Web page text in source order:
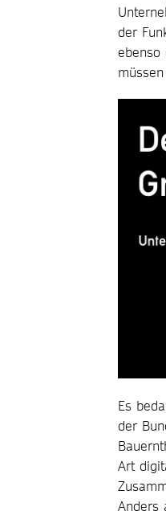
der
ebenso
Es
der
Art
Anders